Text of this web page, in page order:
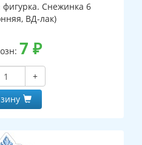
Снежинка 6
ВД-лак)
7 ₽
+